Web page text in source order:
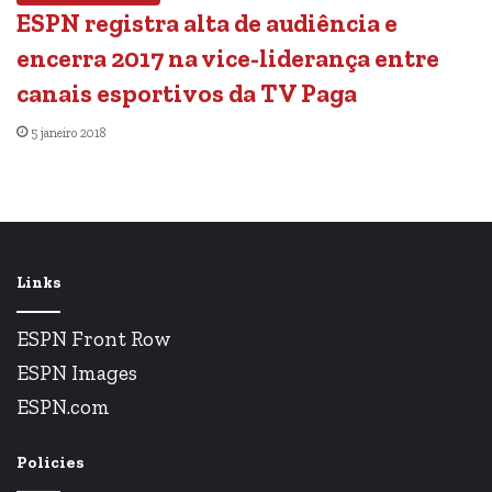
ESPN registra alta de audiência e
encerra 2017 na vice-liderança entre
canais esportivos da TV Paga
5 janeiro 2018
Links
ESPN Front Row
ESPN Images
ESPN.com
Policies